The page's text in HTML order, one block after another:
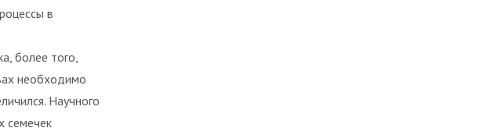
в
более того,
необходимо
Научного
семечек